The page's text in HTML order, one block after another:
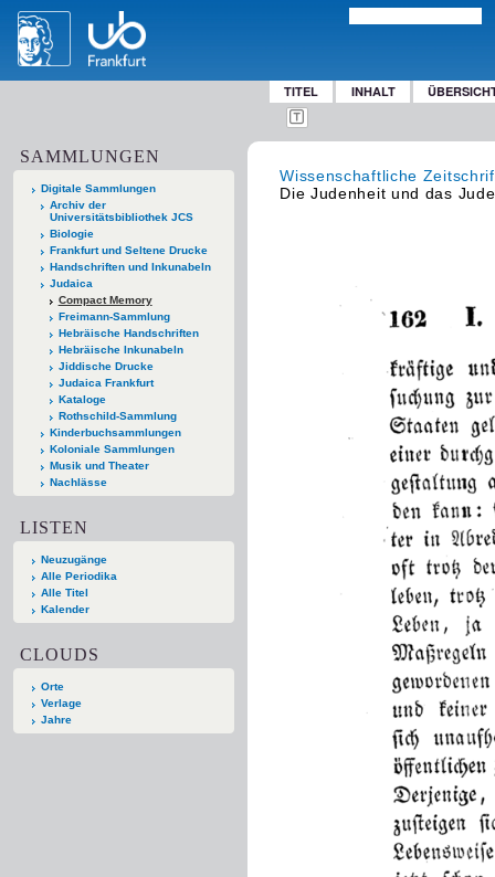
TITEL INHALT
SAMMLUNGEN
Digitale Sammlungen
Archiv der
Universitätsbibliothek JCS
Biologie
Frankfurt und Seltene Drucke
Handschriften und Inkunabeln
Judaica
Compact Memory
Freimann-Sammlung
Hebräische Handschriften
Hebräische Inkunabeln
Jiddische Drucke
Judaica Frankfurt
Kataloge
Rothschild-Sammlung
Kinderbuchsammlungen
Koloniale Sammlungen
Musik und Theater
Nachlässe
LISTEN
Neuzugänge
Alle Periodika
Alle Titel
Kalender
CLOUDS
Orte
Verlage
Jahre
Wissenschaftliche
Die Judenheit und das